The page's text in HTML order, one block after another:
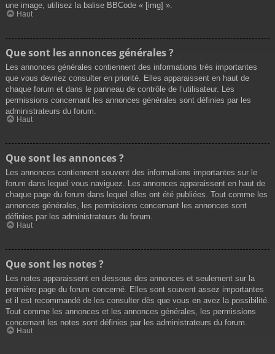
une image, utilisez la balise BBCode « [img] ».
Haut
Que sont les annonces générales ?
Les annonces générales contiennent des informations très importantes
que vous devriez consulter en priorité. Elles apparaissent en haut de
chaque forum et dans le panneau de contrôle de l’utilisateur. Les
permissions concernant les annonces générales sont définies par les
administrateurs du forum.
Haut
Que sont les annonces ?
Les annonces contiennent souvent des informations importantes sur le
forum dans lequel vous naviguez. Les annonces apparaissent en haut de
chaque page du forum dans lequel elles ont été publiées. Tout comme les
annonces générales, les permissions concernant les annonces sont
définies par les administrateurs du forum.
Haut
Que sont les notes ?
Les notes apparaissent en dessous des annonces et seulement sur la
première page du forum concerné. Elles sont souvent assez importantes
et il est recommandé de les consulter dès que vous en avez la possibilité.
Tout comme les annonces et les annonces générales, les permissions
concernant les notes sont définies par les administrateurs du forum.
Haut